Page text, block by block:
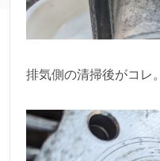
排気側の清掃後がコレ。